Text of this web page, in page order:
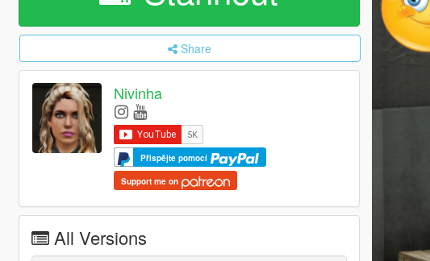
Share
Nivinha
Přispějte pomocí
Support me on
All Versions